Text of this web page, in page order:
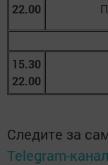
22.00
15.30
22.00
Следите за
Telegram-